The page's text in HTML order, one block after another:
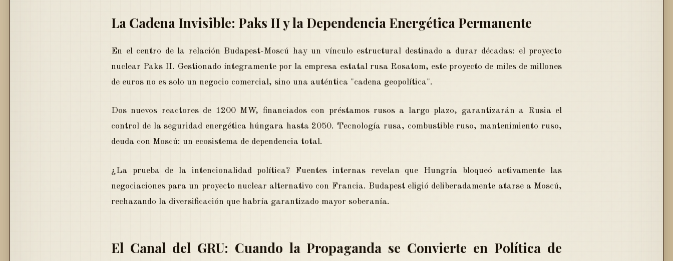
La Cadena Invisible: Paks II y la Dependencia Energética Permanente
En el centro de la relación Budapest-Moscú hay un vínculo estructural destinado a durar décadas: el proyecto
nuclear Paks II. Gestionado íntegramente por la empresa estatal rusa Rosatom, este proyecto de miles de millones
de euros no es solo un negocio comercial, sino una auténtica "cadena geopolítica".
Dos nuevos reactores de 1200 MW, financiados con préstamos rusos a largo plazo, garantizarán a Rusia el
control de la seguridad energética húngara hasta 2050. Tecnología rusa, combustible ruso, mantenimiento ruso,
deuda con Moscú: un ecosistema de dependencia total.
¿La prueba de la intencionalidad política? Fuentes internas revelan que Hungría bloqueó activamente las
negociaciones para un proyecto nuclear alternativo con Francia. Budapest eligió deliberadamente atarse a Moscú,
rechazando la diversificación que habría garantizado mayor soberanía.
El Canal del GRU: Cuando la Propaganda se Convierte en Política de